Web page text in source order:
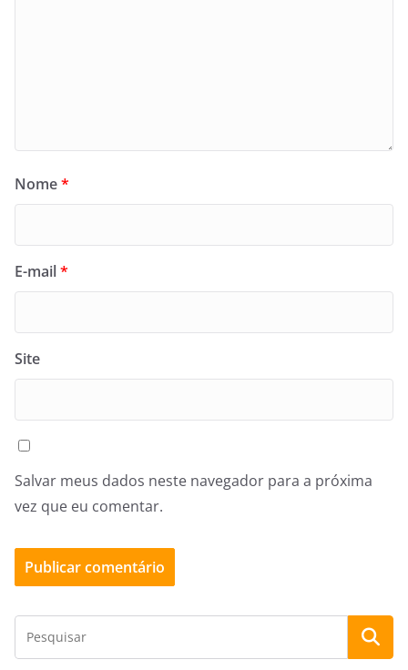
Nome*
E-mail*
Site
Salvar meus dados neste navegador para a próxima
vez que eu comentar.